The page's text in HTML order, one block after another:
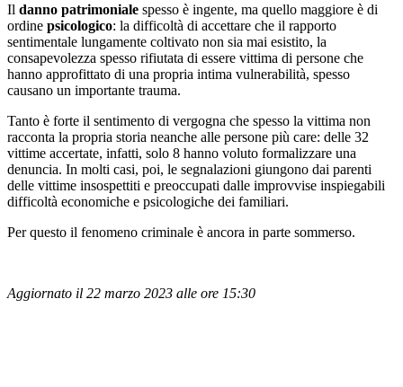
Il danno patrimoniale spesso è ingente, ma quello maggiore è di
ordine psicologico: la difficoltà di accettare che il rapporto
sentimentale lungamente coltivato non sia mai esistito, la
consapevolezza spesso rifiutata di essere vittima di persone che
hanno approfittato di una propria intima vulnerabilità, spesso
causano un importante trauma.
Tanto è forte il sentimento di vergogna che spesso la vittima non
racconta la propria storia neanche alle persone più care: delle 32
vittime accertate, infatti, solo 8 hanno voluto formalizzare una
denuncia. In molti casi, poi, le segnalazioni giungono dai parenti
delle vittime insospettiti e preoccupati dalle improvvise inspiegabili
difficoltà economiche e psicologiche dei familiari.
Per questo il fenomeno criminale è ancora in parte sommerso.
Aggiornato il 22 marzo 2023 alle ore 15:30